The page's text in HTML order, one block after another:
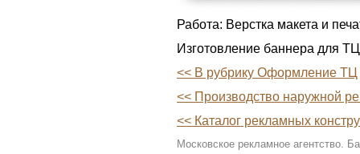
Работа: Верстка макета и
Изготовление баннера для
<< В рубрику Оформление ТЦ
<< Производство наружной
<< Каталог рекламных
Московское рекламное агентство.